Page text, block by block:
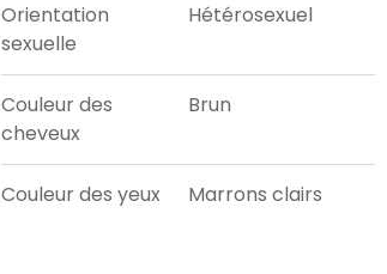
Orientation
sexuelle
Hétérosexuel
Couleur des
cheveux
Brun
Couleur des yeux Marrons clairs